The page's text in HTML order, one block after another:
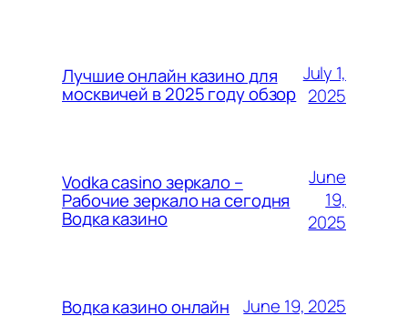
Лучшие онлайн казино для
москвичей в 2025 году обзор
July 1,
2025
Vodka casino зеркало –
Рабочие зеркало на сегодня
Водка казино
June
19,
2025
Водка казино онлайн June 19, 2025